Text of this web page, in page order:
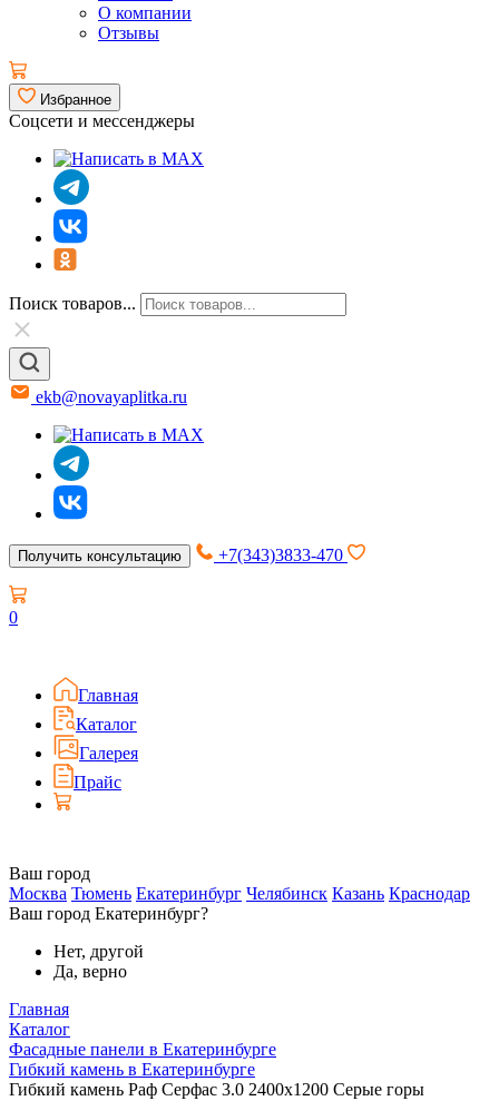
О компании
Отзывы
Избранное
Соцсети и мессенджеры
Поиск товаров...
ekb@novayaplitka.ru
Получить консультацию +7(343)3833-470
0
Главная
Каталог
Галерея
Прайс
Ваш город
Москва Тюмень Екатеринбург Челябинск Казань Краснодар
Ваш город Екатеринбург?
Нет, другой
Да, верно
Главная
Каталог
Фасадные панели в Екатеринбурге
Гибкий камень в Екатеринбурге
Гибкий камень Раф Серфас 3.0 2400x1200 Серые горы